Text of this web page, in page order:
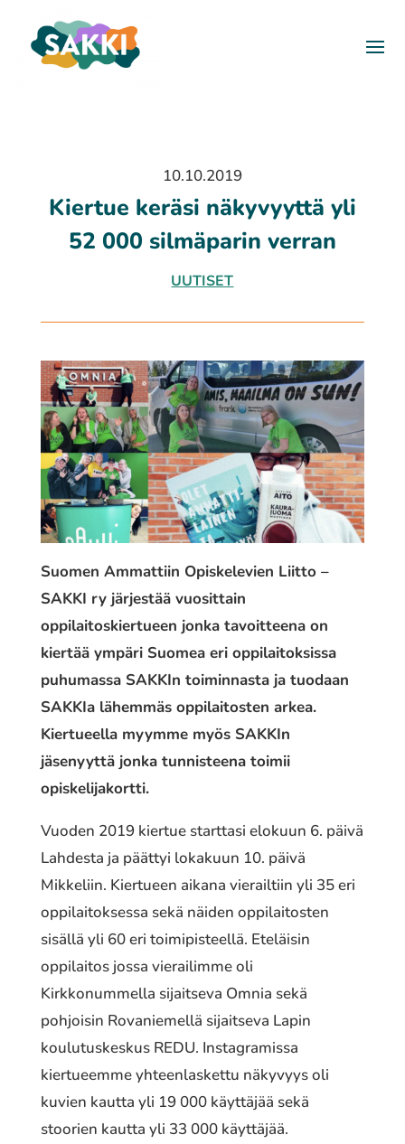
10.10.2019
Kiertue keräsi näkyvyyttä yli
52 000 silmäparin verran
UUTISET
Suomen Ammattiin Opiskelevien Liitto –
SAKKI ry järjestää vuosittain
oppilaitoskiertueen jonka tavoitteena on
kiertää ympäri Suomea eri oppilaitoksissa
puhumassa SAKKIn toiminnasta ja tuodaan
SAKKIa lähemmäs oppilaitosten arkea.
Kiertueella myymme myös SAKKIn
jäsenyyttä jonka tunnisteena toimii
opiskelijakortti.
Vuoden 2019 kiertue starttasi elokuun 6. päivä
Lahdesta ja päättyi lokakuun 10. päivä
Mikkeliin. Kiertueen aikana vierailtiin yli 35 eri
oppilaitoksessa sekä näiden oppilaitosten
sisällä yli 60 eri toimipisteellä. Eteläisin
oppilaitos jossa vierailimme oli
Kirkkonummella sijaitseva Omnia sekä
pohjoisin Rovaniemellä sijaitseva Lapin
koulutuskeskus REDU. Instagramissa
kiertueemme yhteenlaskettu näkyvyys oli
kuvien kautta yli 19 000 käyttäjää sekä
stoorien kautta yli 33 000 käyttäjää.